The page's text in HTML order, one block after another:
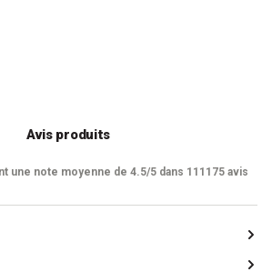
Avis produits
une note moyenne de 4.5/5 dans 111175 avis